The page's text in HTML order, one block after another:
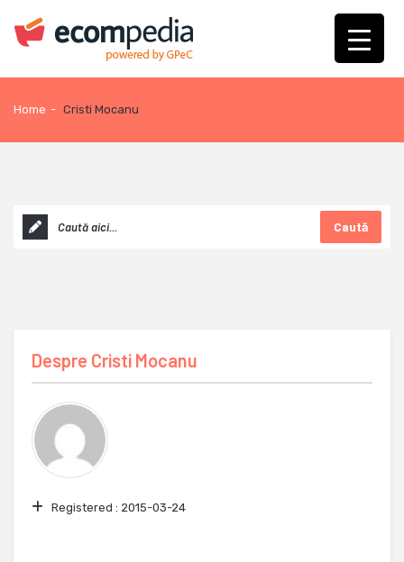
Home - Cristi Mocanu
Caută
Despre Cristi Mocanu
Registered : 2015-03-24